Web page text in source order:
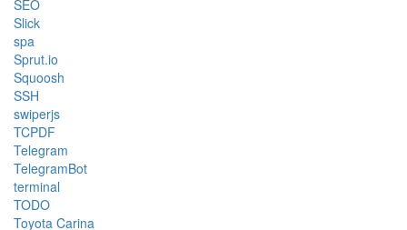
SEO
Slick
spa
Sprut.io
Squoosh
SSH
swiperjs
TCPDF
Telegram
TelegramBot
terminal
TODO
Toyota Carina